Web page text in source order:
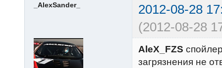
_AlexSander_
2012-08-28
(2012-08-28
AleX_FZS
загрязнения не